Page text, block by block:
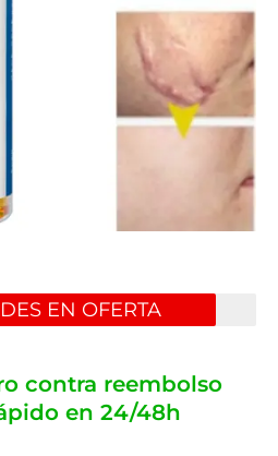
EN OFERTA
contra reembolso
en 24/48h